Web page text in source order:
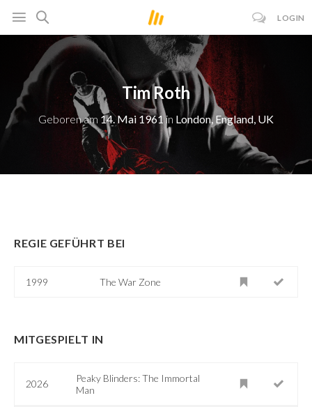
LOGIN
Tim Roth
Geboren am 14. Mai 1961in London, England, UK
REGIE GEFÜHRT BEI
1999 The War Zone
MITGESPIELT IN
2026
Peaky Blinders: The Immortal
Man